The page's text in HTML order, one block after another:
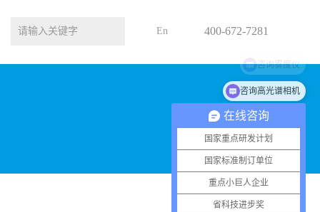
En 400-672-7281
在线咨询
国家重点研发计划
国家标准制订单位
重点小巨人企业
省科技进步奖
咨询高光谱相机